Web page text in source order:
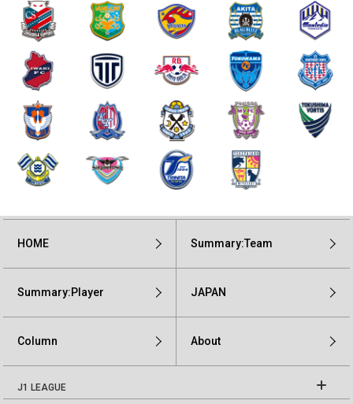
HOME Summary:Team
Summary:Player JAPAN
Column About
J1 LEAGUE